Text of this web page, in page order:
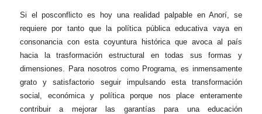
Si el posconflicto es hoy una realidad palpable en Anorí, se
requiere por tanto que la política pública educativa vaya en
consonancia con esta coyuntura histórica que avoca al país
hacia la trasformación estructural en todas sus formas y
dimensiones. Para nosotros como Programa, es inmensamente
grato y satisfactorio seguir impulsando esta transformación
social, económica y política porque nos place enteramente
contribuir a mejorar las garantías para una educación